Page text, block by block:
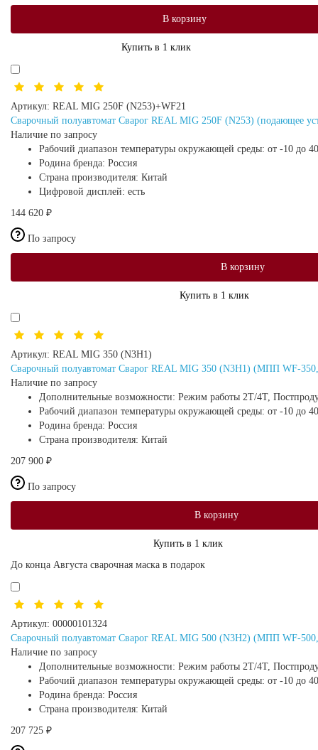
В корзину
Купить в 1 клик
Артикул: REAL MIG 250F (N253)+WF21
Сварочный полуавтомат Сварог REAL MIG 250F (N253) (подающее
Наличие по запросу
Рабочий диапазон температуры окружающей среды: от -10 до
Родина бренда: Россия
Страна производителя: Китай
Цифровой дисплей: есть
144 620 ₽
По запросу
В корзину
Купить в 1 клик
Артикул: REAL MIG 350 (N3H1)
Сварочный полуавтомат Сварог REAL MIG 350 (N3H1) (МПП WF-
Наличие по запросу
Дополнительные возможности: Режим работы 2Т/4Т,
Рабочий диапазон температуры окружающей среды: от -10 до
Родина бренда: Россия
Страна производителя: Китай
207 900 ₽
По запросу
В корзину
Купить в 1 клик
До конца Августа сварочная маска в подарок
Артикул: 00000101324
Сварочный полуавтомат Сварог REAL MIG 500 (N3H2) (МПП WF-
Наличие по запросу
Дополнительные возможности: Режим работы 2Т/4Т,
Рабочий диапазон температуры окружающей среды: от -10 до
Родина бренда: Россия
Страна производителя: Китай
207 725 ₽